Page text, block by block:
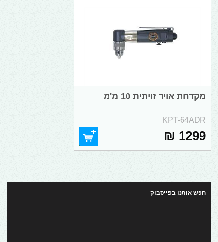
מקדחת אויר זויתית 10 מ'מ
KPT-64ADR
1299 ₪
חפש אותנו בפייסבוק